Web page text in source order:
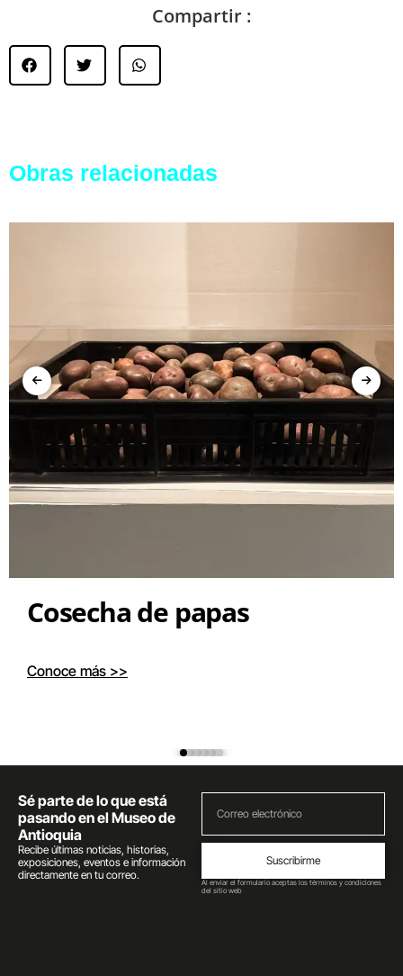
Compartir :
Obras relacionadas
Cosecha de papas
Conoce más >>
Sé parte de lo que está
pasando en el Museo de
Antioquia
Recibe últimas noticias, historias,
exposiciones, eventos e información
directamente en tu correo.
Suscribirme
Al enviar el formulario aceptas los términos y condiciones
del sitio web